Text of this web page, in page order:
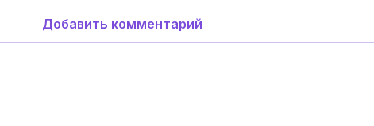
Добавить комментарий